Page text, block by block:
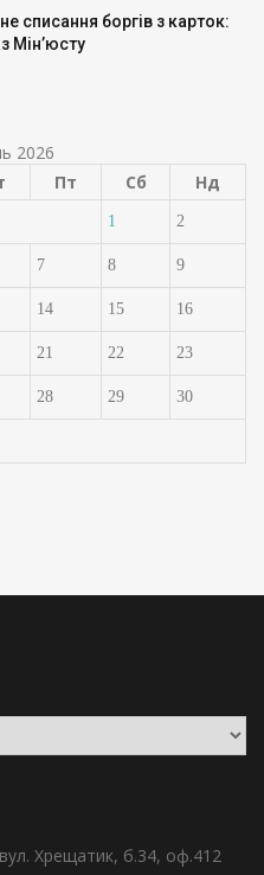
списання боргів з карток:
Мін’юсту
2026
Пт Сб Нд
1 2
7 8 9
14 15 16
21 22 23
28 29 30
Хрещатик, б.34, оф.412